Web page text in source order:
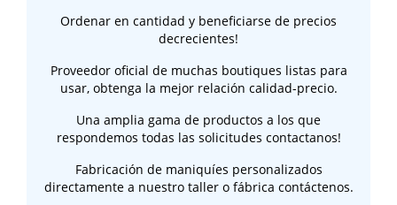
Ordenar en cantidad y beneficiarse de precios
decrecientes!
Proveedor oficial de muchas boutiques listas para
usar, obtenga la mejor relación calidad-precio.
Una amplia gama de productos a los que
respondemos todas las solicitudes contactanos!
Fabricación de maniquíes personalizados
directamente a nuestro taller o fábrica contáctenos.